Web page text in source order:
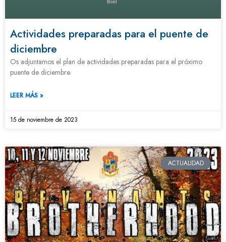
Actividades preparadas para el puente de
diciembre
Os adjuntamos el plan de actividades preparadas para el próximo
puente de diciembre.
LEER MÁS »
15 de noviembre de 2023
ACTUALIDAD